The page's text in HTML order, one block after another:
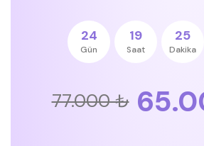
24
Gün
19
Saat
25
Dakika
77.000 ₺